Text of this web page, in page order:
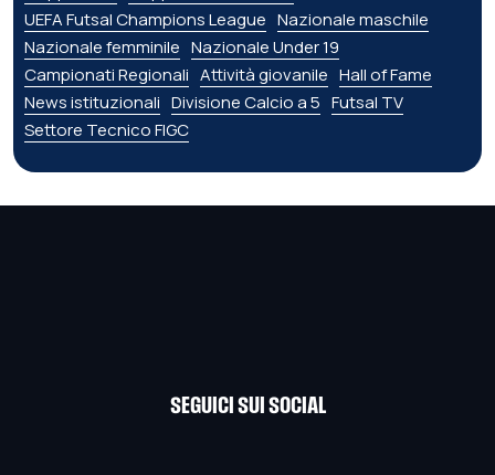
UEFA Futsal Champions League Nazionale maschile
Nazionale femminile Nazionale Under 19
Campionati Regionali Attività giovanile Hall of Fame
News istituzionali Divisione Calcio a 5 Futsal TV
Settore Tecnico FIGC
SEGUICI SUI SOCIAL